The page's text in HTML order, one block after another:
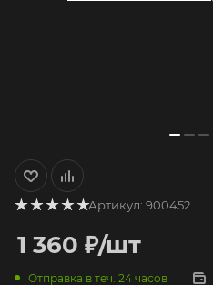
Артикул: 900452
1 360 ₽/шт
Отправка в теч. 24 часов